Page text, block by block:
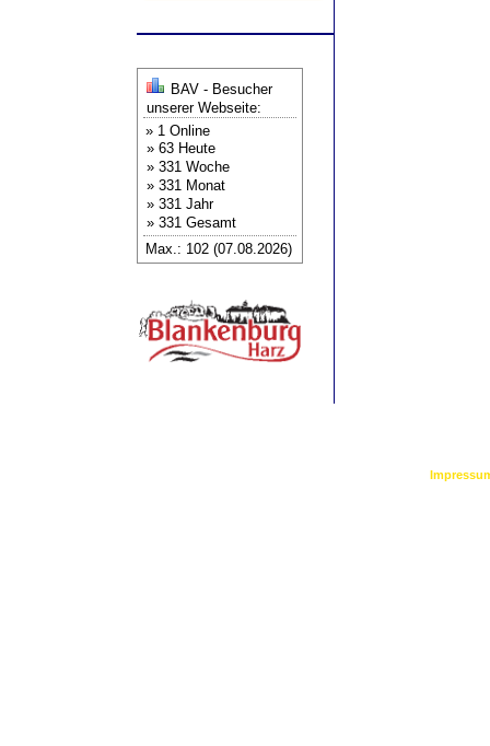
BAV - Besucher
unserer Webseite:
» 1 Online
» 63 Heute
» 331 Woche
» 331 Monat
» 331 Jahr
» 331 Gesamt
Max.: 102 (07.08.2026)